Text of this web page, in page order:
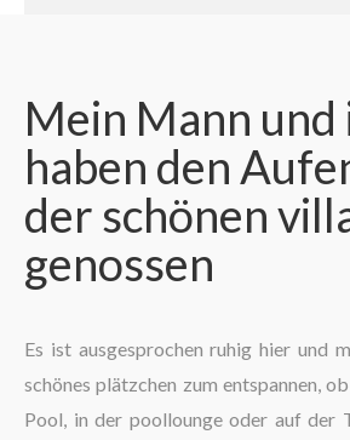
The villas
Villa Peire-Long
Villa Pagnol
Mein Mann und
haben den
der schönen
genossen
Es ist ausgesprochen ruhig hier und
schönes plätzchen zum entspannen,
Pool, in der poollounge oder auf der